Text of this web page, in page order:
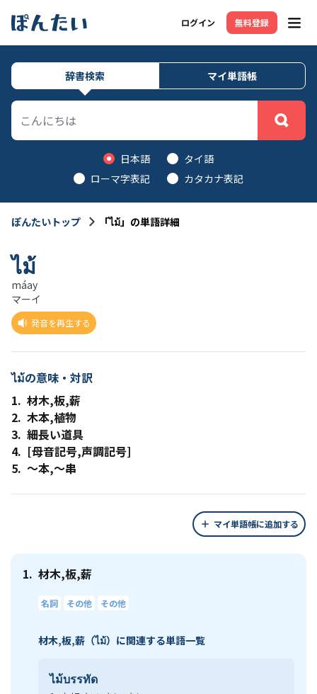
ログイン 無料登録 メニ
辞書検索 マイ単語帳
日本語
タイ語
ローマ字表記
カタカナ表記
ぽんたいトップ 「ไม้」の単語詳細
ไม้
máay
マーイ
発音を再生する
ไม้の意味・対訳
1. 材木,板,薪
2. 木本,植物
3. 細長い道具
4. [母音記号,声調記号]
5. ～本,～串
マイ単語帳に追加する
1. 材木,板,薪
名詞 その他 その他
材木,板,薪（ไม้）に関連する単語一覧
ไม้บรรทัด